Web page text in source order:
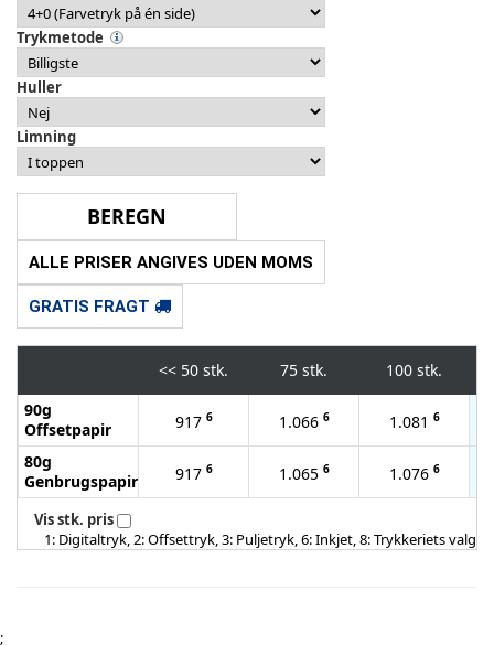
Trykmetode
Huller
Limning
ALLE PRISER ANGIVES UDEN MOMS
GRATIS FRAGT
<< 50 stk. 75 stk.
100 stk.
90g
Offsetpapir
917 6 1.066 6 1.081 6
80g
Genbrugspapir
917 6 1.065 6 1.076 6
Vis stk. pris
1: Digitaltryk, 2: Offsettryk, 3: Puljetryk, 6: Inkjet, 8: Trykkeriets valg
;